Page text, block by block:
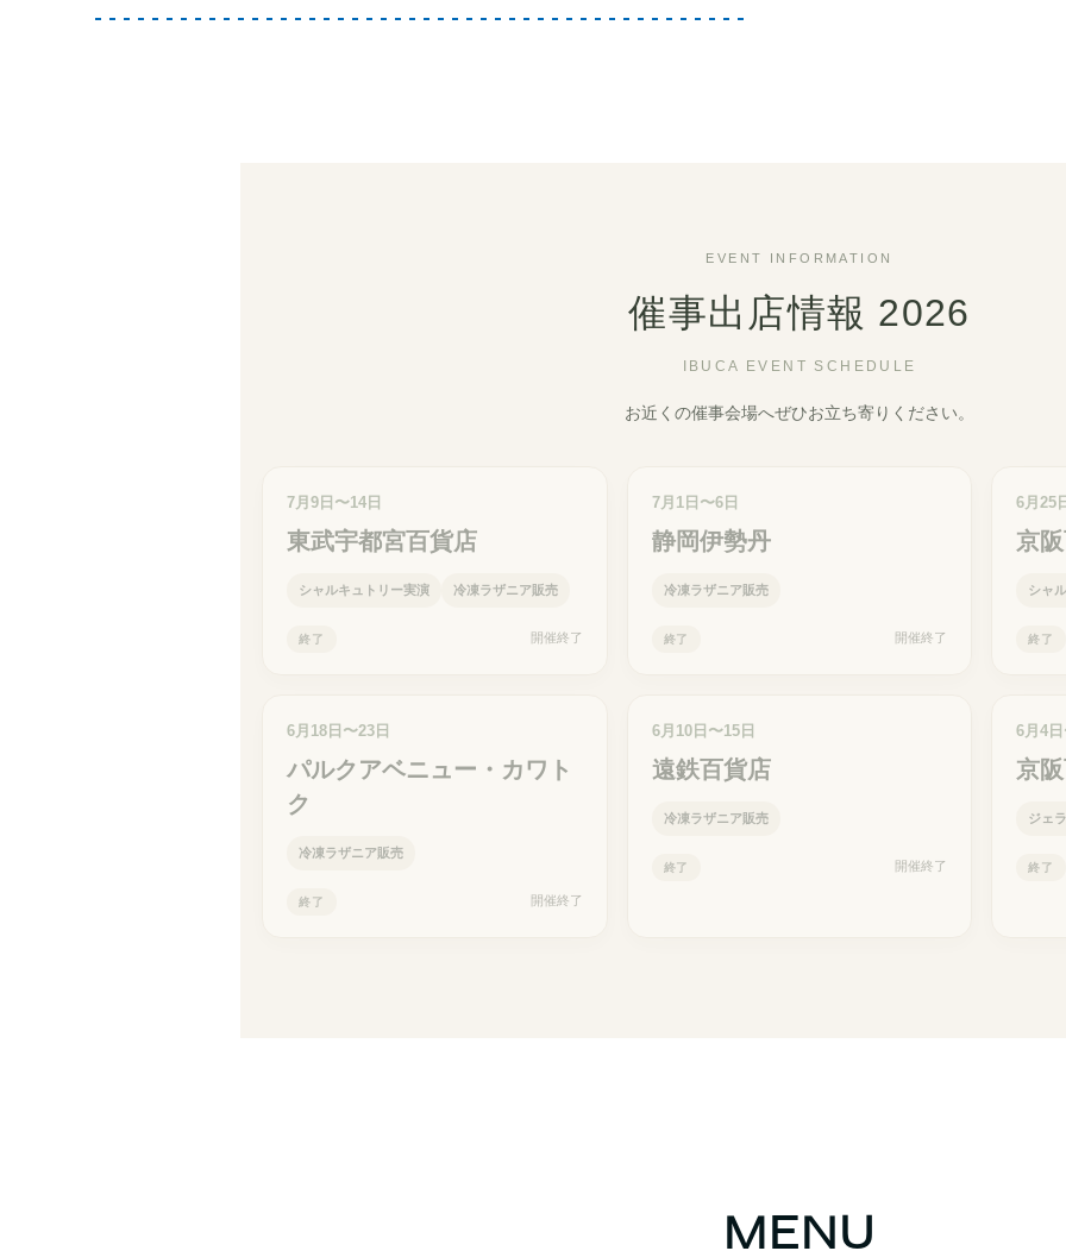
EVENT INFORMATION
催事出店情報 2026
IBUCA EVENT SCHEDULE
お近くの催事会場へぜひお立ち寄りください。
7月9日〜14日
東武宇都宮百貨店
シャルキュトリー実演 冷凍ラザニア販売
終了 開催終了
7月1日〜6日
静岡伊勢丹
冷凍ラザニア販売
終了 開催終了
6月25
京
シャ
終了
6月18日〜23日
パルクアベニュー・カワト
ク
冷凍ラザニア販売
終了 開催終了
6月10日〜15日
遠鉄百貨店
冷凍ラザニア販売
終了 開催終了
6月4日
京
ジェ
終了
MENU